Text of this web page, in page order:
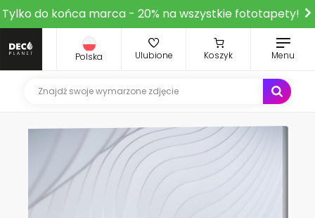
Tylko do końca marca - 20% na wszystkie fototapety!
Polska Ulubione Koszyk Menu